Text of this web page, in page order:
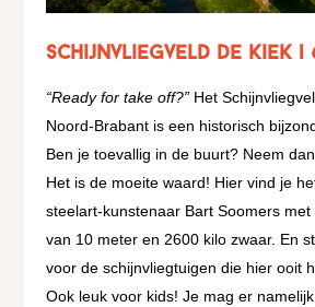
Schijnvliegveld De Kiek |
“Ready for take off?” Het
Noord-Brabant is een historisch
Ben je toevallig in de buurt? Neem
Het is de moeite waard! Hier vind je
steelart-kunstenaar Bart Soomers
van 10 meter en 2600 kilo zwaar. En
voor de schijnvliegtuigen die hier ooit
Ook leuk voor kids! Je mag er